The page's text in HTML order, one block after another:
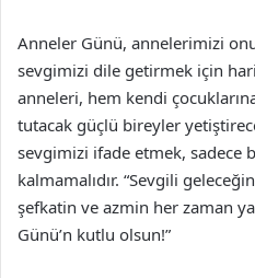
Anneler Günü, annelerimizi
sevgimizi dile getirmek için
anneleri, hem kendi
tutacak güçlü bireyler
sevgimizi ifade etmek, sadece
kalmamalıdır. “Sevgili
şefkatin ve azmin her zaman
Günü’n kutlu olsun!”